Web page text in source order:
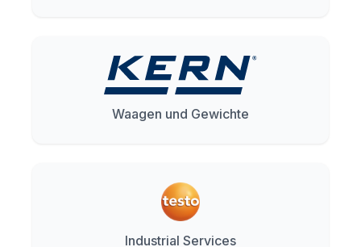
Waagen und Gewichte
Industrial Services